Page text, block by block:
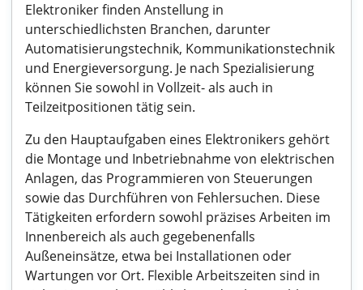
Elektroniker finden Anstellung in
unterschiedlichsten Branchen, darunter
Automatisierungstechnik, Kommunikationstechnik
und Energieversorgung. Je nach Spezialisierung
können Sie sowohl in Vollzeit- als auch in
Teilzeitpositionen tätig sein.
Zu den Hauptaufgaben eines Elektronikers gehört
die Montage und Inbetriebnahme von elektrischen
Anlagen, das Programmieren von Steuerungen
sowie das Durchführen von Fehlersuchen. Diese
Tätigkeiten erfordern sowohl präzises Arbeiten im
Innenbereich als auch gegebenenfalls
Außeneinsätze, etwa bei Installationen oder
Wartungen vor Ort. Flexible Arbeitszeiten sind in